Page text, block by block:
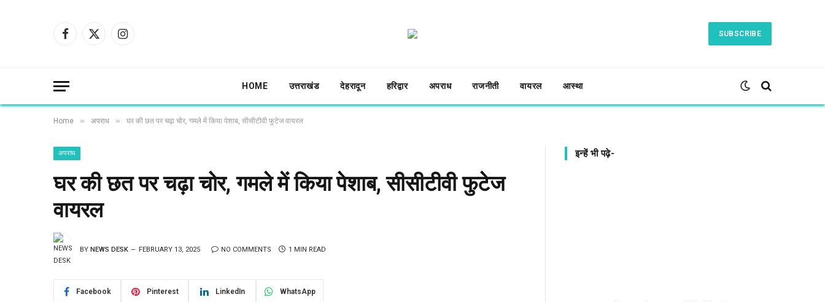
Facebook
X
Instagram
SUBSCRIBE
HOME उत्तराखंड देहरादून हरिद्वार अपराध राजनीती वायरल आस्था
Home » अपराध » घर की छत पर चढ़ा चोर, गमले में किया पेशाब, सीसीटीवी फुटेज वायरल
अपराध
घर की छत पर चढ़ा चोर, गमले में किया पेशाब, सीसीटीवी फुटेज
वायरल
BY NEWS DESK FEBRUARY 13, 2025 NO COMMENTS 1 MIN READ
Facebook Pinterest LinkedIn WhatsApp
इन्हें भी पढ़े-